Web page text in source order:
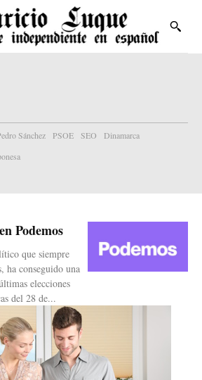
Sánchez PSOE SEO
Dinamarca
Podemos
que siempre
ha conseguido una
elecciones
del 28 de...